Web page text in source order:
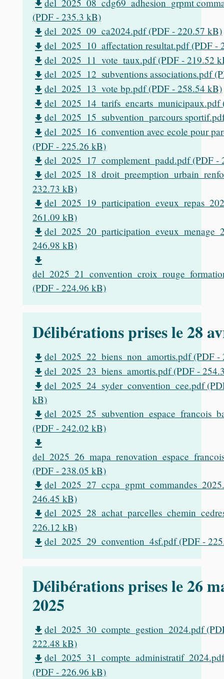
file_download del_2025_08_cdg69_adhesion_grpmt
(PDF - 235.3 kB)
file_download del_2025_09_ca2024.pdf (PDF - 220.57 kB)
file_download del_2025_10_affectation resultat.pdf (PDF -
file_download del_2025_11_vote_taux.pdf (PDF - 219.52
file_download del_2025_12_subventions associations.pdf
file_download del_2025_13_vote bp.pdf (PDF - 258.54 kB)
file_download
file_download del_2025_15_subvention_parcours
file_download del_2025_16_convention avec ecole pour
(PDF - 225.26 kB)
file_download del_2025_17_complement_padd.pdf (PDF -
file_download
232.73 kB)
file_download
261.09 kB)
file_download
246.98 kB)
file_download
(PDF - 224.96 kB)
Délibérations prises le 28
file_download del_2025_22_biens_non_amortis.pdf (PDF
file_download del_2025_23_biens_amortis.pdf (PDF -
file_download del_2025_24_syder_convention_cee.pdf
kB)
file_download
(PDF - 242.02 kB)
file_download
(PDF - 238.05 kB)
file_download
246.45 kB)
file_download
226.12 kB)
file_download del_2025_29_convention_4sf.pdf (PDF -
Délibérations prises le 26
2025
file_download del_2025_30_compte_gestion_2024.pdf
222.48 kB)
file_download del_2025_31_compte_administratif_2024.pdf
(PDF - 226.96 kB)